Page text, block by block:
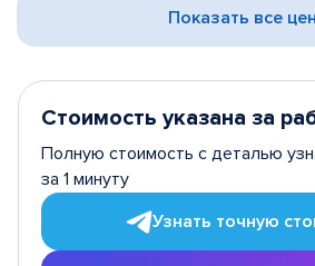
Показать все
Стоимость указана за
Полную стоимость с деталью
за 1 минуту
Узнать точную